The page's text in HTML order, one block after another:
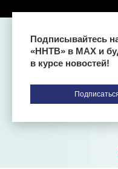
Подписывайтесь
«ННТВ» в МАХ и
в курсе новостей!